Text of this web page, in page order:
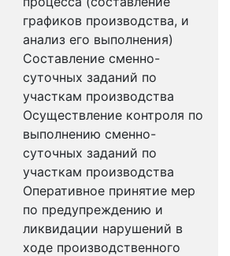
графиков производства, и
анализ его выполнения)
Составление сменно-
суточных заданий по
участкам производства
Осуществление контроля по
выполнению сменно-
суточных заданий по
участкам производства
Оперативное принятие мер
по предупреждению и
ликвидации нарушений в
ходе производственного